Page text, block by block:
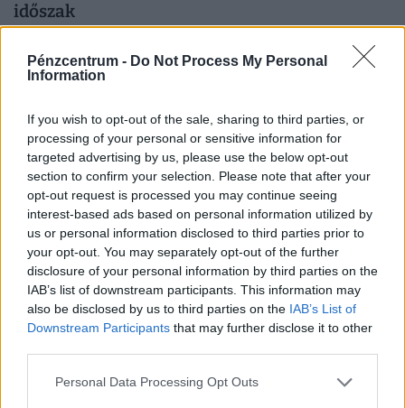
Pénzcentrum - Do Not Process My Personal
Information
If you wish to opt-out of the sale, sharing to third parties, or
processing of your personal or sensitive information for
targeted advertising by us, please use the below opt-out
section to confirm your selection. Please note that after your
opt-out request is processed you may continue seeing
interest-based ads based on personal information utilized by
us or personal information disclosed to third parties prior to
your opt-out. You may separately opt-out of the further
disclosure of your personal information by third parties on the
IAB’s list of downstream participants. This information may
also be disclosed by us to third parties on the IAB’s List of
Downstream Participants that may further disclose it to other
Personal Data Processing Opt Outs
időszak
komoly fizikai és mentális terhet jelenthet a dolgozók
számára.
Időzített bomba ketyeg a magyar
munkahelyeken: hamarosan százezrével
tűnnek el a dolgozók